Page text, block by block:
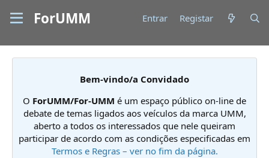
ForUMM Entrar Registar
Bem-vindo/a Convidado
O ForUMM/For-UMM é um espaço público on-line de
debate de temas ligados aos veículos da marca UMM,
aberto a todos os interessados que nele queiram
participar de acordo com as condições especificadas em
Termos e Regras – ver no fim da página.